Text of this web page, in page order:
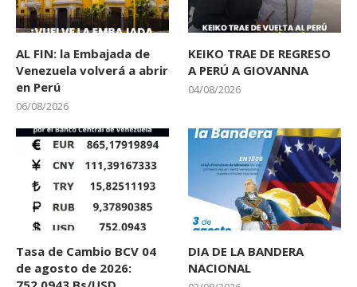
AL FIN: la Embajada de
Venezuela volverá a abrir
en Perú
06/08/2026
KEIKO TRAE DE REGRESO
A PERÚ A GIOVANNA
04/08/2026
Tasa de Cambio BCV 04
de agosto de 2026:
DIA DE LA BANDERA
NACIONAL